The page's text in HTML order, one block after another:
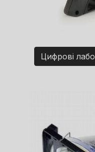
Цифрові